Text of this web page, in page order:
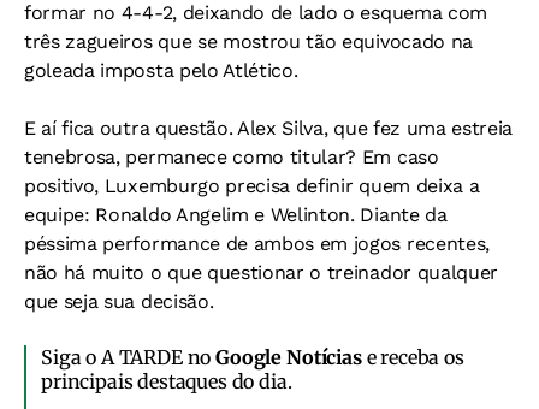
formar no 4-4-2, deixando de lado o esquema com
três zagueiros que se mostrou tão equivocado na
goleada imposta pelo Atlético.
E aí fica outra questão. Alex Silva, que fez uma estreia
tenebrosa, permanece como titular? Em caso
positivo, Luxemburgo precisa definir quem deixa a
equipe: Ronaldo Angelim e Welinton. Diante da
péssima performance de ambos em jogos recentes,
não há muito o que questionar o treinador qualquer
que seja sua decisão.
Siga o A TARDE noGoogle Notíciase receba os
principais destaques do dia.